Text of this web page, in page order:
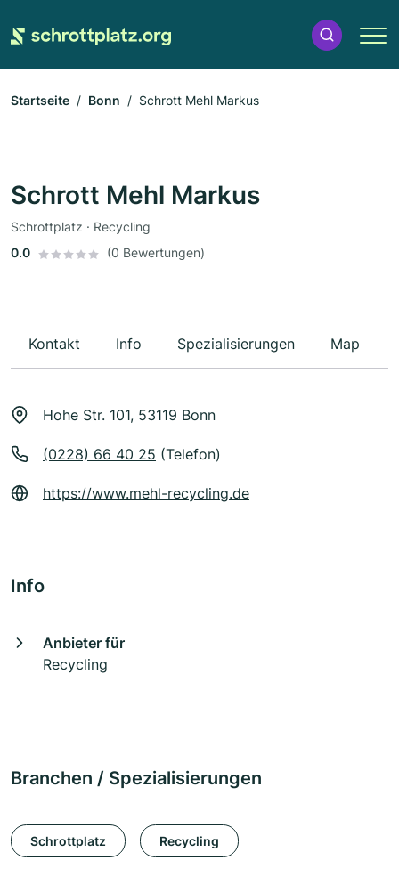
Startseite Bonn Schrott Mehl Markus
Schrott Mehl Markus
Schrottplatz · Recycling
0.0
(0 Bewertungen)
Kontakt Info Spezialisierungen Map
Hohe Str. 101, 53119 Bonn
(0228) 66 40 25 (Telefon)
https://www.mehl-recycling.de
Info
Anbieter für
Recycling
Branchen / Spezialisierungen
Schrottplatz Recycling